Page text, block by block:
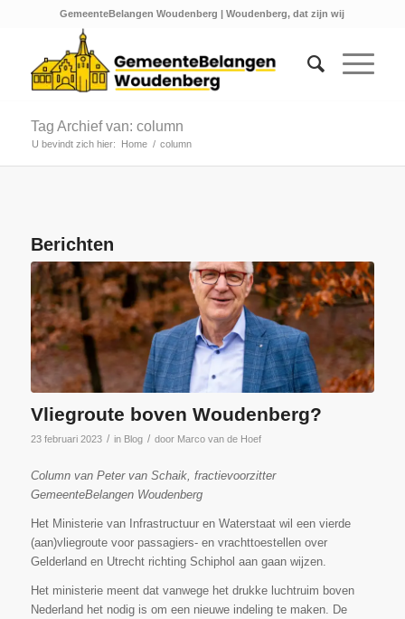
GemeenteBelangen Woudenberg | Woudenberg, dat zijn wij
Tag Archief van: column
U bevindt zich hier: Home / column
Berichten
Vliegroute boven Woudenberg?
23 februari 2023 / in Blog / door Marco van de Hoef
Column van Peter van Schaik, fractievoorzitter
GemeenteBelangen Woudenberg
Het Ministerie van Infrastructuur en Waterstaat wil een vierde
(aan)vliegroute voor passagiers- en vrachttoestellen over
Gelderland en Utrecht richting Schiphol aan gaan wijzen.
Het ministerie meent dat vanwege het drukke luchtruim boven
Nederland het nodig is om een nieuwe indeling te maken. De